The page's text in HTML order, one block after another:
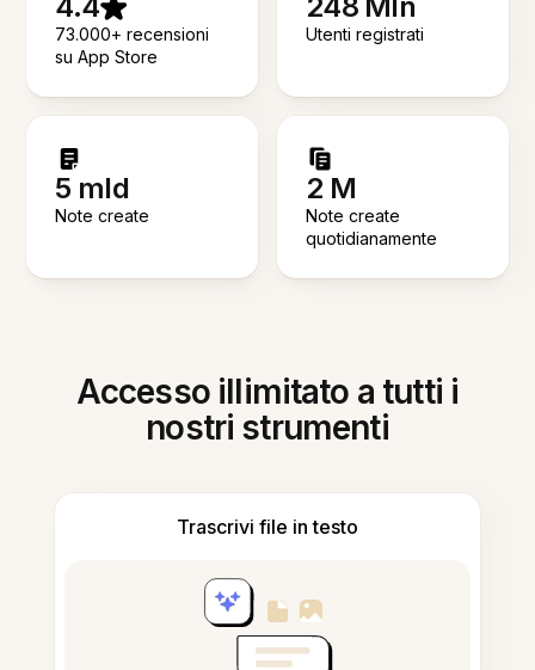
73.000+ recensioni
su App Store
Utenti registrati
5 mld
Note create
2 M
Note create
quotidianamente
Accesso illimitato a tutti i
nostri strumenti
Trascrivi file in testo